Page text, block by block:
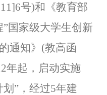
号)和《教育部
国家级大学生创新
通知》(教高函
年起，启动实施
”，经过5年建